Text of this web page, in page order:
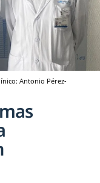
Antonio Pérez-